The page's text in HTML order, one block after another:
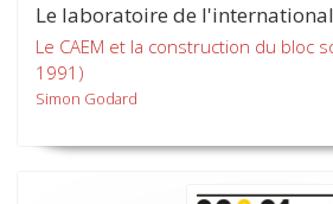
Le laboratoire de
Le CAEM et la construction du bloc
1991)
Simon Godard